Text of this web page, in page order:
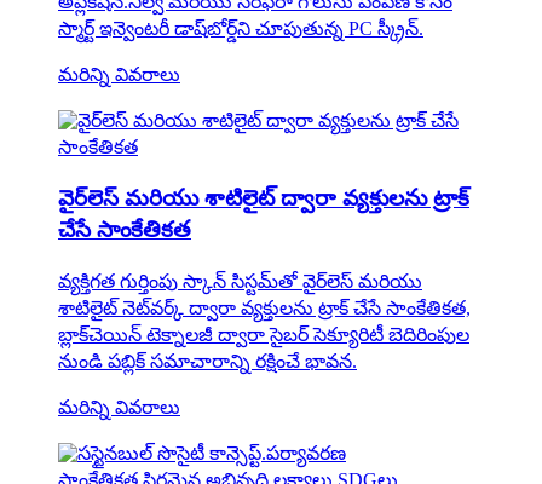
స్మార్ట్ ఇన్వెంటరీ డాష్‌బోర్డ్‌ని చూపుతున్న PC స్క్రీన్.
మరిన్ని వివరాలు
వైర్‌లెస్ మరియు శాటిలైట్ ద్వారా వ్యక్తులను ట్రాక్
చేసే సాంకేతికత
వ్యక్తిగత గుర్తింపు స్కాన్ సిస్టమ్‌తో వైర్‌లెస్ మరియు
శాటిలైట్ నెట్‌వర్క్ ద్వారా వ్యక్తులను ట్రాక్ చేసే సాంకేతికత,
బ్లాక్‌చెయిన్ టెక్నాలజీ ద్వారా సైబర్ సెక్యూరిటీ బెదిరింపుల
నుండి పబ్లిక్ సమాచారాన్ని రక్షించే భావన.
మరిన్ని వివరాలు